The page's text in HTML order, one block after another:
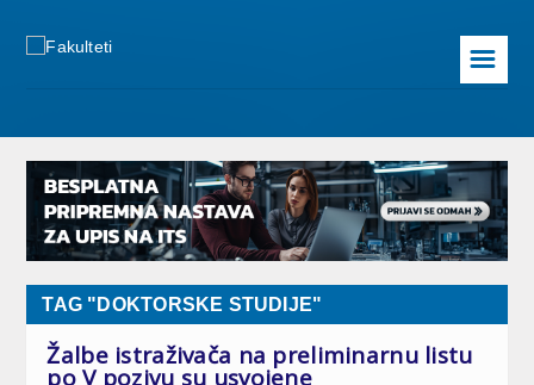
☰
TAG "DOKTORSKE STUDIJE"
Žalbe istraživača na preliminarnu listu
po V pozivu su usvojene